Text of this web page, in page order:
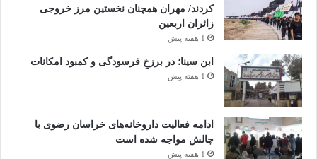
کردند/ مهران همچنان نخستین مرز خروجی
زائران اربعین
1 هفته پیش
ابن سینا؛ در برزخِ فرسودگی و کمبود امکانات
1 هفته پیش
ادامه فعالیت داروخانه‌های خراسان رضوی با
چالش مواجه شده است
1 هفته پیش